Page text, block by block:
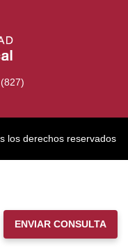
los derechos reservados
ENVIAR CONSULTA